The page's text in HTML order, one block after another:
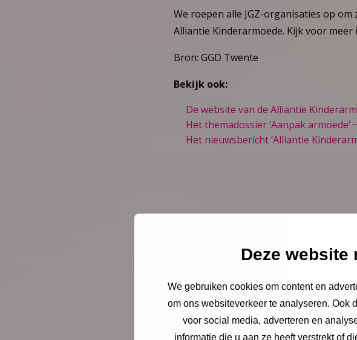
Deze website
We gebruiken cookies om content en
om ons websiteverkeer te analyseren. Ook
voor social media, adverteren en
informatie die u aan ze heeft verstrekt of
We roepen alle JGZ-organisaties op
Alliantie Kinderarmoede. Kijk voor
Bron: GGD Twente
Bekijk ook:
De website van de Alliantie
Het themadossier ‘Aanpak armoede’
Het nieuwsbericht ‘Alliantie
Nieuws 4 augustus 2026
Opinie: Vakantie?